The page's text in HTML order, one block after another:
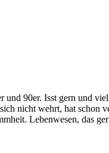
und 90er. Isst gern und
nicht wehrt, hat schon
Lebenwesen, das